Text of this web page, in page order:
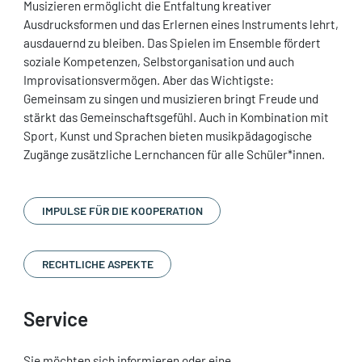
Musizieren ermöglicht die Entfaltung kreativer
Ausdrucksformen und das Erlernen eines Instruments lehrt,
ausdauernd zu bleiben. Das Spielen im Ensemble fördert
soziale Kompetenzen, Selbstorganisation und auch
Improvisationsvermögen. Aber das Wichtigste:
Gemeinsam zu singen und musizieren bringt Freude und
stärkt das Gemeinschaftsgefühl. Auch in Kombination mit
Sport, Kunst und Sprachen bieten musikpädagogische
Zugänge zusätzliche Lernchancen für alle Schüler*innen.
IMPULSE FÜR DIE KOOPERATION
RECHTLICHE ASPEKTE
Service